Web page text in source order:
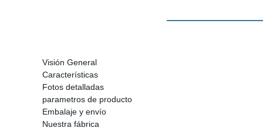
Visión General
Características
Fotos detalladas
parametros de producto
Embalaje y envío
Nuestra fábrica